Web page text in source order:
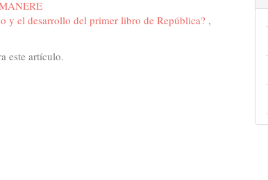
y el desarrollo del primer libro de República? ,
este artículo.